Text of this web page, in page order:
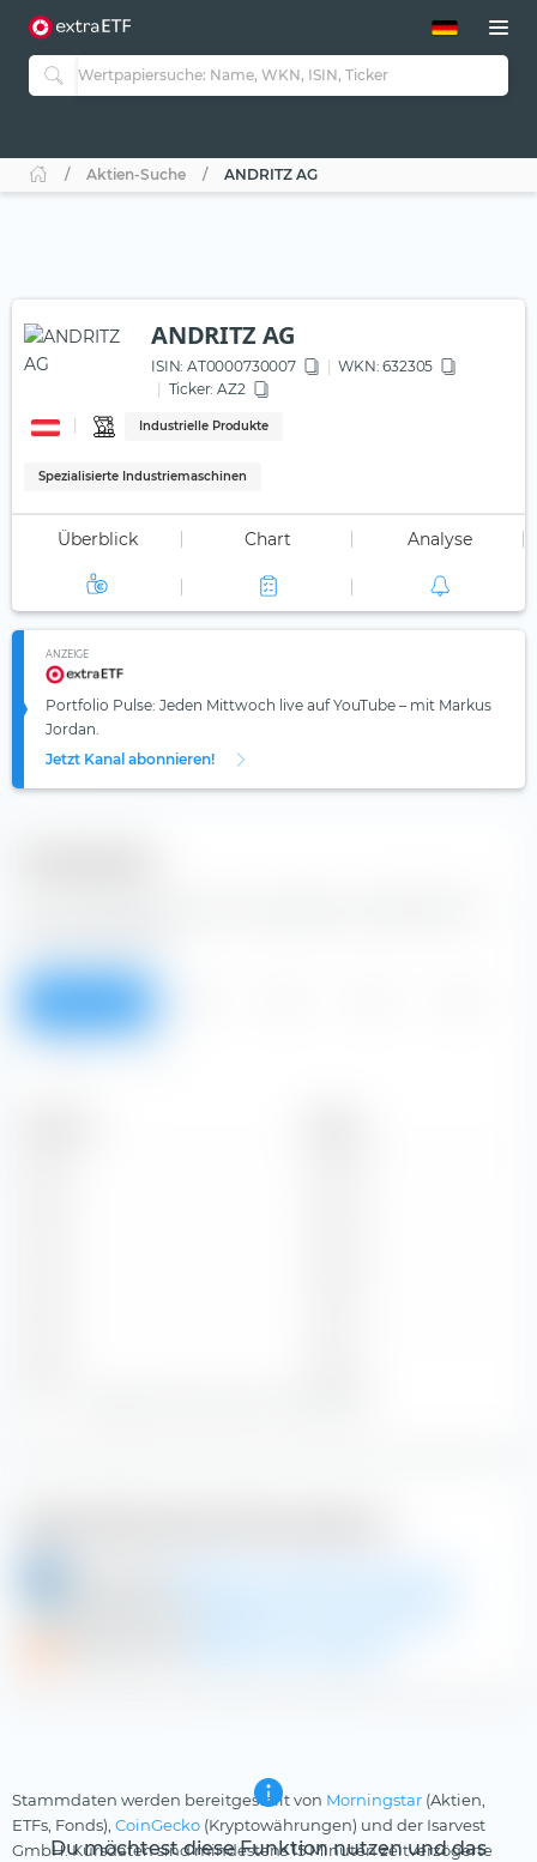
ETF-Guide 2.0
Guide Aktive ETFs
ETF-Sparpläne
Aktien-Suche ANDRITZ AG
ANDRITZ AG
ISIN: AT0000730007 WKN: 632305
Ticker: AZ2
Industrielle Produkte
Spezialisierte Industriemaschinen
Überblick Chart Analyse
ANZEIGE
Portfolio Pulse: Jeden Mittwoch live auf YouTube – mit Markus
Jordan.
Jetzt Kanal abonnieren!
2022
Du möchtest diese Funktion nutzen und das
Stammdaten werden bereitgestellt von Morningstar (Aktien,
ETFs, Fonds), CoinGecko (Kryptowährungen) und der Isarvest
GmbH. Kursdaten sind mindestens 15 Minuten zeitverzögerte